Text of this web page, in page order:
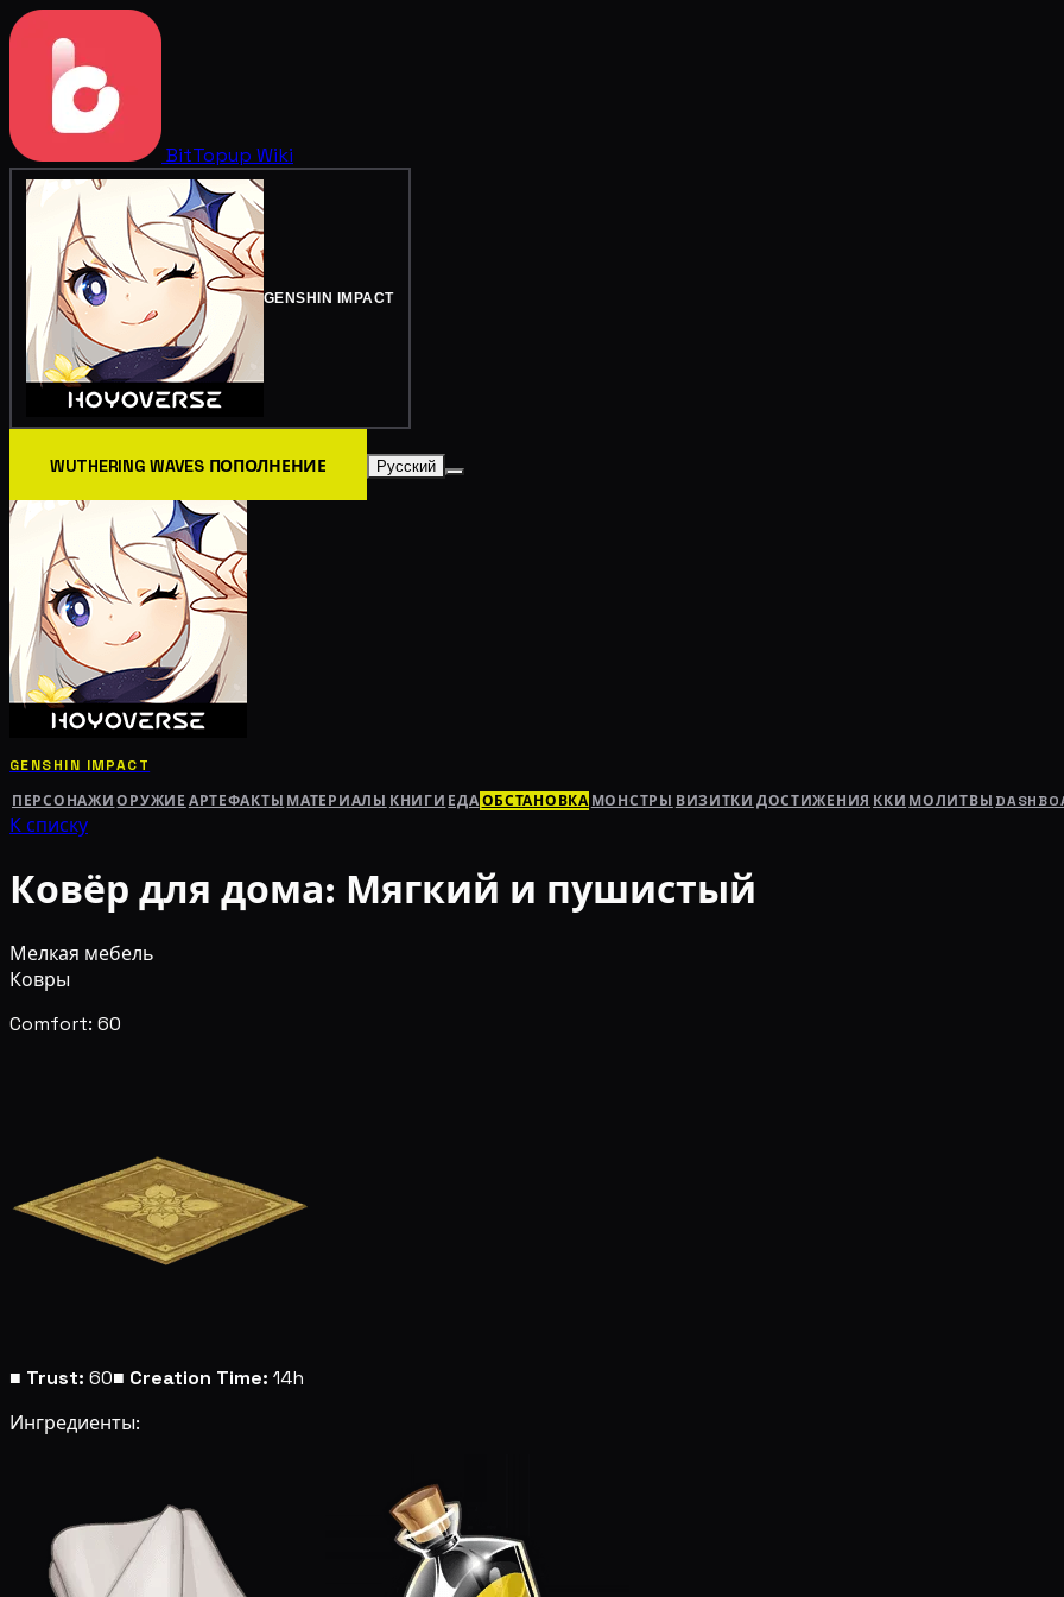
BitTopup Wiki
GENSHIN IMPACT
WUTHERING WAVES ПОПОЛНЕНИЕ Русский
GENSHIN IMPACT
ПЕРСОНАЖИ ОРУЖИЕ АРТЕФАКТЫ МАТЕРИАЛЫ КНИГИ ЕДАОБСТАНОВКА МОНСТРЫ ВИЗИТКИ ДОСТИЖЕНИЯ ККИ МОЛИТВЫ
К списку
Ковёр для дома: Мягкий и пушистый
Мелкая мебель
Ковры
Comfort: 60
■ Trust: 60■ Creation Time: 14h
Ингредиенты: